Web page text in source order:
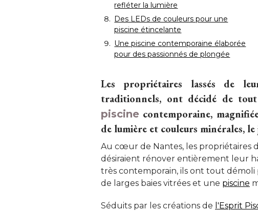
refléter la lumière
Des LEDs de couleurs pour une
piscine étincelante
Une piscine contemporaine élaborée
pour des passionnés de plongée
Les propriétaires lassés de
traditionnels, ont décidé de
piscine contemporaine,
de lumière et couleurs minérales,
Au cœur de Nantes, les propriétaires
désiraient rénover entièrement leur
très contemporain, ils ont tout
de larges baies vitrées et une piscine
Séduits par les créations de l'Esprit